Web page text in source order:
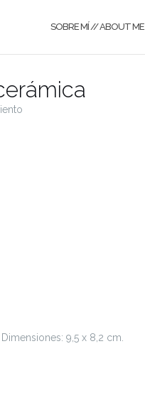
SOBRE MÍ // ABOUT ME
9,5 x 8,2 cm.